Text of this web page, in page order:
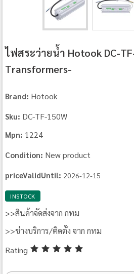
ไฟสระว่ายน้ำ Hotook DC-
Transformers-
Brand: Hotook
Sku: DC-TF-150W
Mpn: 1224
Condition: New product
priceValidUntil: 2026-12-15
INSTOCK
>>สินค้าจัดส่งจาก กทม
>>ช่างบริการ/ติดตั้ง จาก กทม
Rating